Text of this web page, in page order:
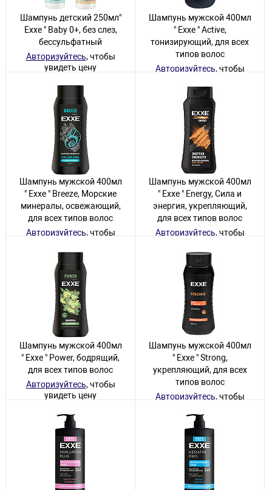
Шампунь детский 250мл"
Exxe " Baby 0+, без слез,
бессульфатный
Авторизуйтесь, чтобы
увидеть цену
1 товар
Шампунь мужской 400мл
" Exxe " Active,
тонизирующий, для всех
типов волос
Авторизуйтесь, чтобы
15 товаров
Шампунь мужской 400мл
" Exxe " Breeze, Морские
минералы, освежающий,
для всех типов волос
Авторизуйтесь, чтобы
18 товаров
Шампунь мужской 400мл
" Exxe " Energy, Сила и
энергия, укрепляющий,
для всех типов волос
Авторизуйтесь, чтобы
23 товара
Шампунь мужской 400мл
" Exxe " Power, бодрящий,
для всех типов волос
Авторизуйтесь, чтобы
увидеть цену
19 товаров
Шампунь мужской 400мл
" Exxe " Strong,
укрепляющий, для всех
типов волос
Авторизуйтесь, чтобы
15 товаров